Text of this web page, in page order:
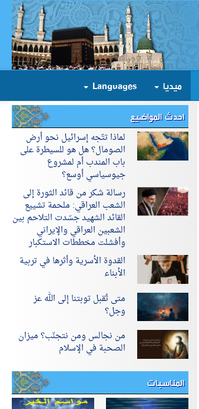
ميديا Languages
احدث المواضيع
لماذا تتّجه إسرائيل نحو أرض
الصومال؟ هل هو للسيطرة على
باب المندب أم لمشروع
جيوسياسي أوسع؟
رسالة شكر من قائد الثورة إلى
الشعب العراقي: ملحمة تشييع
القائد الشهيد جسّدت التلاحم بين
الشعبين العراقي والإيراني
وأفشلت مخططات الاستكبار
القدوة الأسرية وأثرها في تربية
الأبناء
متى تُقبل توبتنا إلى الله عز
وجل؟
من نجالس ومن نتجنّب؟ ميزان
الصحبة في الإسلام
المناسبات